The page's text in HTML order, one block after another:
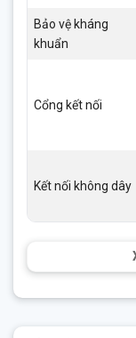
Bảo vệ kháng
khuẩn
Cổng kết nối
Kết nối không dây